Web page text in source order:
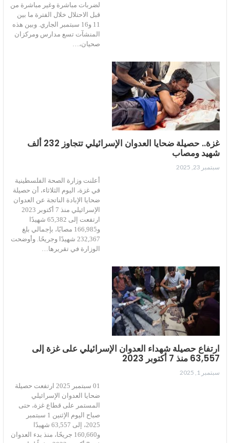
لضربات مباشرة وغير مباشرة من
قبل الاحتلال خلال الفترة ما بين
11 و16 سبتمبر الجاري. وبين هذه
المنشآت تسع مدارس ومركزان
صحيان،…
غزة.. حصيلة ضحايا العدوان الإسرائيلي تتجاوز 232 ألف
شهيد ومصاب
سبتمبر 23, 2025
أعلنت وزارة الصحة الفلسطينية
في غزة، اليوم الثلاثاء، أن حصيلة
ضحايا الإبادة الناتجة عن العدوان
الإسرائيلي منذ 7 أكتوبر 2023
ارتفعت إلى 65,382 شهيدًا
و166,985 مصابًا، بإجمالي بلغ
232,367 شهيدًا وجريحًا. وأوضحت
الوزارة في تقريرها…
ارتفاع حصيلة شهداء العدوان الإسرائيلي على غزة إلى
63,557 منذ 7 أكتوبر 2023
سبتمبر 1, 2025
01 سبتمبر 2025 ارتفعت حصيلة
ضحايا العدوان الإسرائيلي
المستمر على قطاع غزة، حتى
صباح اليوم الإثنين 1 سبتمبر
2025، إلى 63,557 شهيدًا
و160,660 جريحًا، منذ بدء العدوان